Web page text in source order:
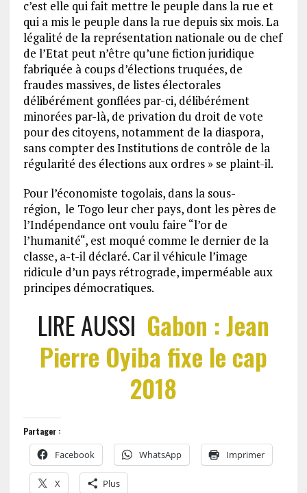
c’est elle qui fait mettre le peuple dans la rue et
qui a mis le peuple dans la rue depuis six mois. La
légalité de la représentation nationale ou de chef
de l’Etat peut n’être qu’une fiction juridique
fabriquée à coups d’élections truquées, de
fraudes massives, de listes électorales
délibérément gonflées par-ci, délibérément
minorées par-là, de privation du droit de vote
pour des citoyens, notamment de la diaspora,
sans compter des Institutions de contrôle de la
régularité des élections aux ordres » se plaint-il.
Pour l’économiste togolais, dans la sous-
région, le Togo leur cher pays, dont les pères de
l’Indépendance ont voulu faire “l’or de
l’humanité“, est moqué comme le dernier de la
classe, a-t-il déclaré. Car il véhicule l’image
ridicule d’un pays rétrograde, imperméable aux
principes démocratiques.
LIRE AUSSI Gabon : Jean
Pierre Oyiba fixe le cap
2018
Partager :
Facebook WhatsApp Imprimer
X Plus